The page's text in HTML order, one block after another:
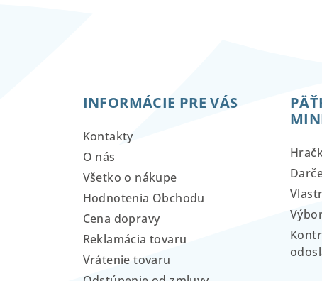
INFORMÁCIE PRE VÁS
Kontakty
O nás
Všetko o nákupe
Hodnotenia Obchodu
Cena dopravy
Reklamácia tovaru
Vrátenie tovaru